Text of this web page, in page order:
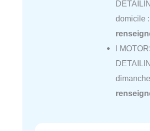
domicile :
I